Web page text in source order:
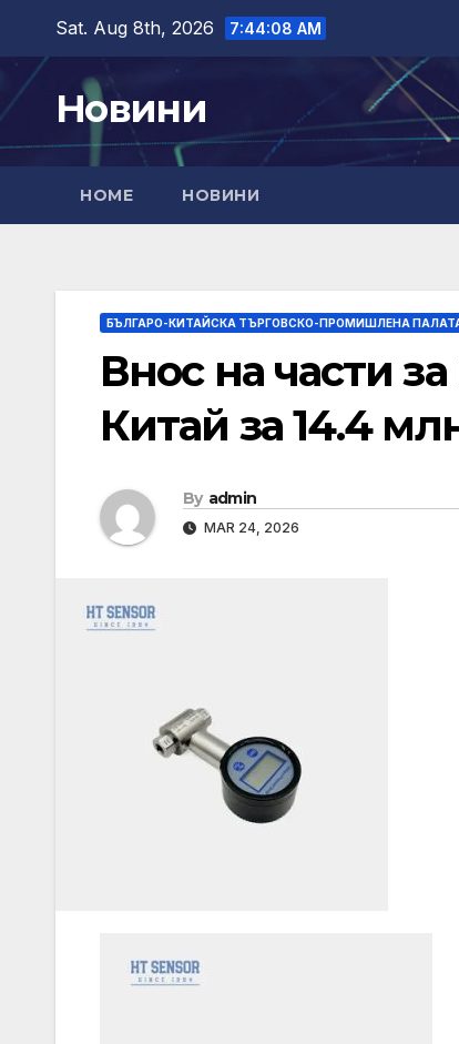
content
Sat. Aug 8th, 2026 7:44:09 AM
Новини
HOME НОВИНИ
БЪЛГАРО-КИТАЙСКА ТЪРГОВСКО-ПРОМИШЛЕНА
Внос на части
Китай за 14.4
By admin
MAR 24, 2026